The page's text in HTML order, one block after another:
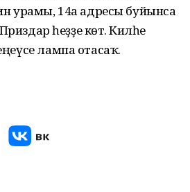
урамы, 14а адресы буйынса
һеҙҙе көтә. Киләһе
лампа отасаҡ.